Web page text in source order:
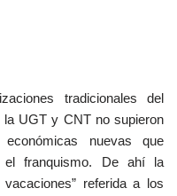
tradicionales del
UGT y CNT no supieron
nuevas que
el franquismo. De ahí la
referida a los